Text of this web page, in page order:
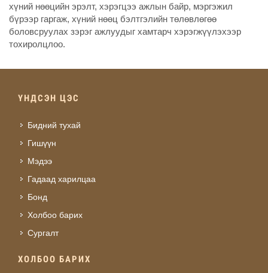
хүний нөөцийн эрэлт, хэрэгцээ ажлын байр, мэргэжил
бүрээр гаргаж, хүний нөөц бэлтгэлийн төлөвлөгөө
боловсруулах зэрэг ажлуудыг хамтарч хэрэгжүүлэхээр
тохиролцлоо.
ҮНДСЭН ЦЭС
Бидний тухай
Гишүүн
Мэдээ
Гадаад харилцаа
Бонд
Холбоо барих
Сургалт
ХОЛБОО БАРИХ